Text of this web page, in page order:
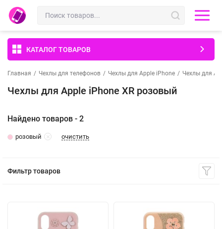
КАТАЛОГ ТОВАРОВ
Главная / Чехлы для телефонов / Чехлы для Apple iPhone / Чехлы для
Чехлы для Apple iPhone XR розовый
Найдено товаров - 2
розовый очистить
Фильтр товаров